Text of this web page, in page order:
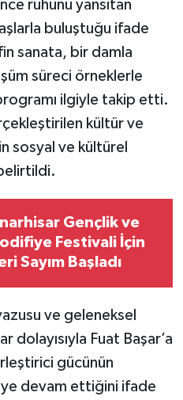
ruhunu yansıtan
buluştuğu ifade
sanata, bir damla
süreci örneklerle
programı ilgiyle takip etti.
kültür ve
sosyal ve kültürel
Gençlik ve
Festivali İçin
Sayım Başladı
ve geleneksel
dolayısıyla Fuat Başar’a
gücünün
devam ettiğini ifade